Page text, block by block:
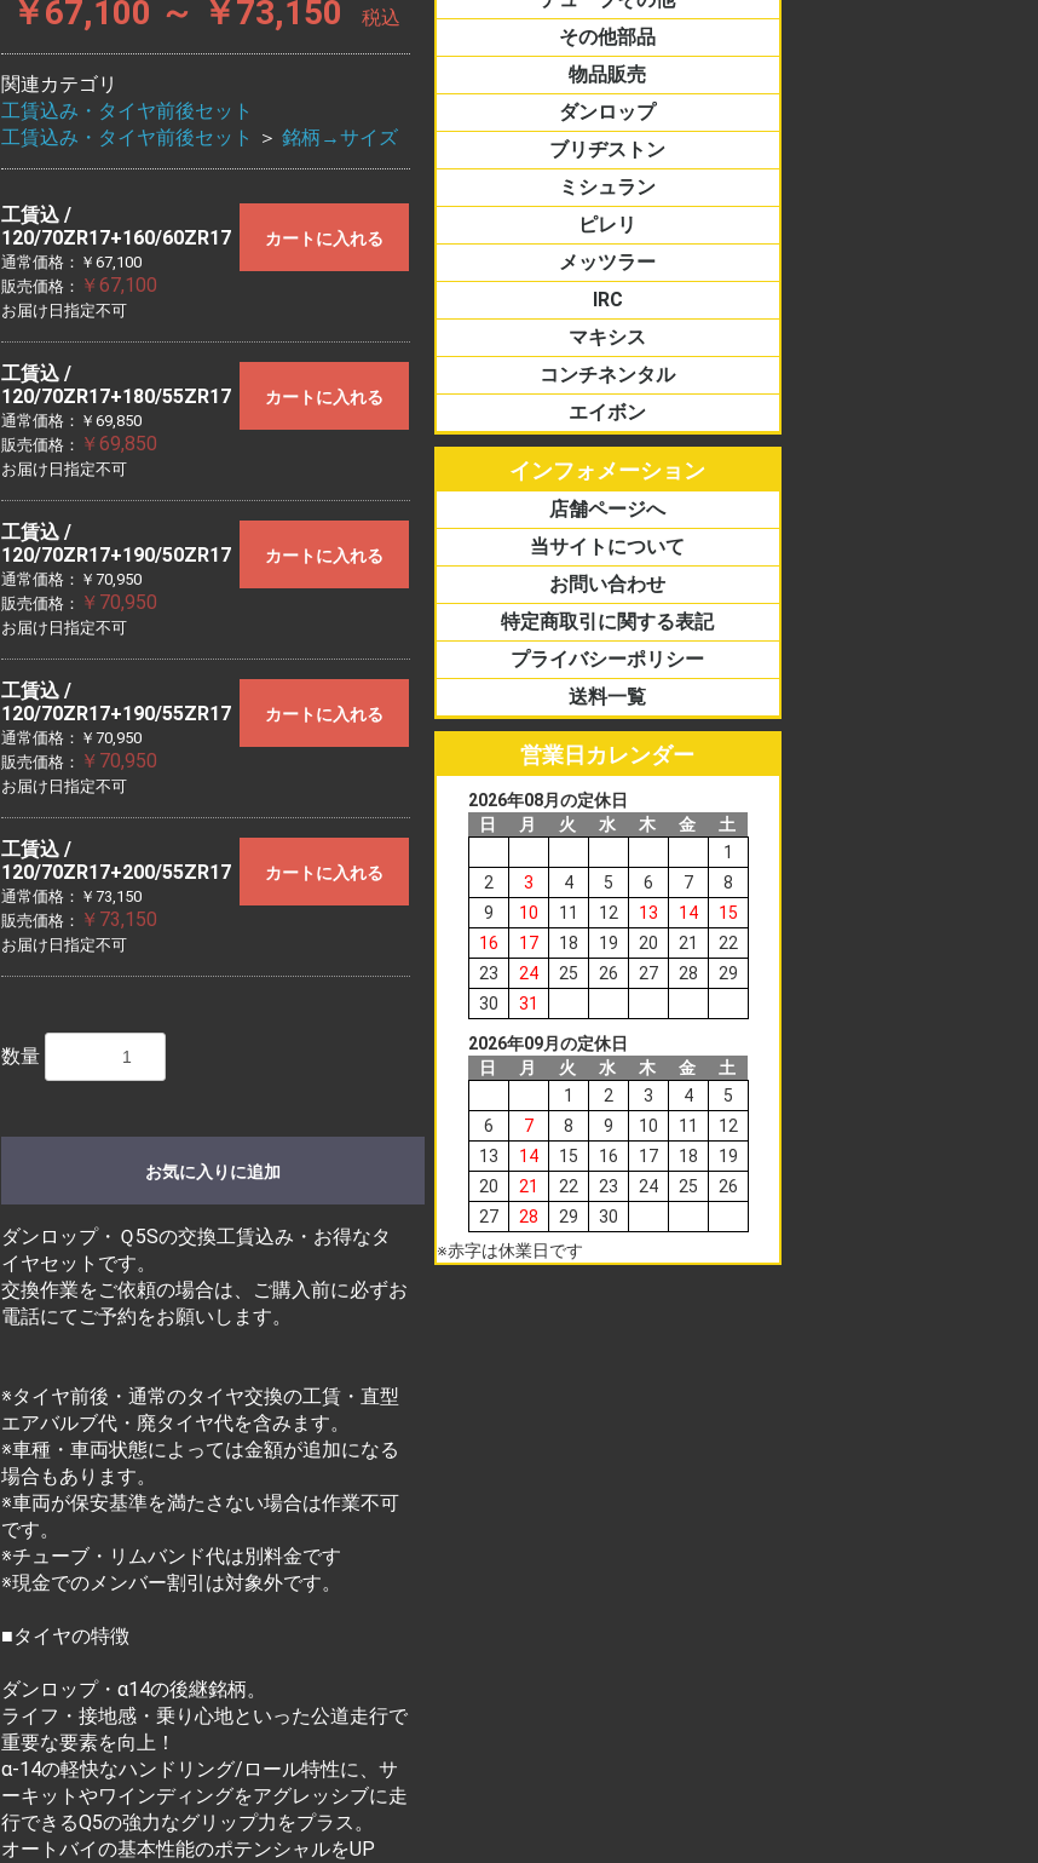
￥67,100 ～ ￥73,150 税込
関連カテゴリ
工賃込み・タイヤ前後セット
工賃込み・タイヤ前後セット
＞ 銘柄→サイズ
工賃込 /
120/70ZR17+160/60ZR17
通常価格：￥67,100
販売価格： ￥67,100
お届け日指定不可
カートに入れる
工賃込 /
120/70ZR17+180/55ZR17
通常価格：￥69,850
販売価格： ￥69,850
お届け日指定不可
カートに入れる
工賃込 /
120/70ZR17+190/50ZR17
通常価格：￥70,950
販売価格： ￥70,950
お届け日指定不可
カートに入れる
工賃込 /
120/70ZR17+190/55ZR17
通常価格：￥70,950
販売価格： ￥70,950
お届け日指定不可
カートに入れる
工賃込 /
120/70ZR17+200/55ZR17
通常価格：￥73,150
販売価格： ￥73,150
お届け日指定不可
カートに入れる
数量
お気に入りに追加
ダンロップ・Ｑ5Sの交換工賃込み・お得なタ
イヤセットです。
交換作業をご依頼の場合は、ご購入前に必ずお
電話にてご予約をお願いします。
※タイヤ前後・通常のタイヤ交換の工賃・直型
エアバルブ代・廃タイヤ代を含みます。
※車種・車両状態によっては金額が追加になる
場合もあります。
※車両が保安基準を満たさない場合は作業不可
です。
※チューブ・リムバンド代は別料金です
※現金でのメンバー割引は対象外です。
■タイヤの特徴
ダンロップ・α14の後継銘柄。
ライフ・接地感・乗り心地といった公道走行で
重要な要素を向上！
α-14の軽快なハンドリング/ロール特性に、サ
ーキットやワインディングをアグレッシブに走
行できるQ5の強力なグリップ力をプラス。
オートバイの基本性能のポテンシャルをUP
ビードストッパー
ハードチューブその他部品
物品販売
ダンロップ
スクーター/ミニバイク
ブリヂストン
スクーター/ミニバイク
ミシュラン
スクーター/ミニバイク
ピレリ
スクーター/ミニバイク
メッツラー
スクーター/ミニバイク
IRC
スクーター/ミニバイク
マキシス
スクーター/ミニバイク
コンチネンタル
スクーター/ミニバイク
エイボン
アメリカン
スクーター/ミニバイク
オフロード
バイアス
ラジアル
インフォメーション
店舗ページへ
当サイトについて
お問い合わせ
特定商取引に関する表記
プライバシーポリシー
送料一覧
営業日カレンダー
2026年08月の定休日
日
月 火 水 木 金
土
1
2
3 4 5 6 7
8
9
10 11 12 13 14
15
16
17 18 19 20 21
22
23
24 25 26 27 28
29
30
31
2026年09月の定休日
日
月 火 水 木 金
土
1
2 3 4
5
6
7 8 9 10 11
12
13
14 15 16 17 18
19
20
21 22 23 24 25
26
27
28 29
30
※赤字は休業日です